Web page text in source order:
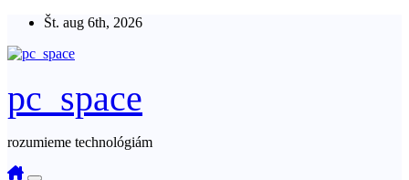
Skip
content
Št. aug 6th, 2026
pc_space
rozumieme technológiám